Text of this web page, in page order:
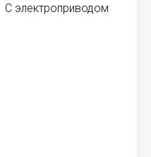
С электроприводом